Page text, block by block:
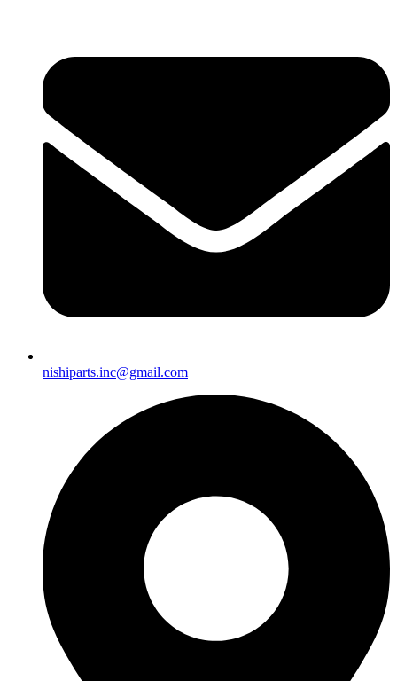
nishiparts.inc@gmail.com